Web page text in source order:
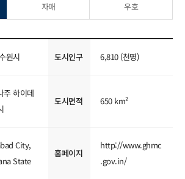
자매 우호
원시 도시인구 6,810 (천명)
주 하이데
도시면적 650 km²
City,
State
홈페이지
http://www.ghmc
.gov.in/